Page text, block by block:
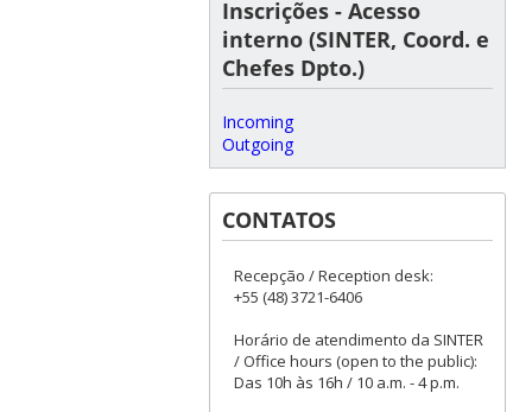
Inscrições - Acesso
interno (SINTER, Coord. e
Chefes Dpto.)
Incoming
Outgoing
CONTATOS
Recepção / Reception desk:
+55 (48) 3721-6406
Horário de atendimento da SINTER
/ Office hours (open to the public):
Das 10h às 16h / 10 a.m. - 4 p.m.